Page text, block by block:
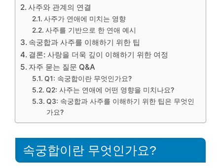
사주와 관계의 연결
사주가 연애에 미치는 영향
사주를 기반으로 한 연애 예시
속궁합과 사주를 이해하기 위한 팁
결론: 사랑을 더욱 깊이 이해하기 위한 여정
자주 묻는 질문 Q&A
Q1: 속궁합이란 무엇인가요?
Q2: 사주는 연애에 어떤 영향을 미치나요?
Q3: 속궁합과 사주를 이해하기 위한 팁은 무엇인
가요?
속궁합이란 무엇인가요?